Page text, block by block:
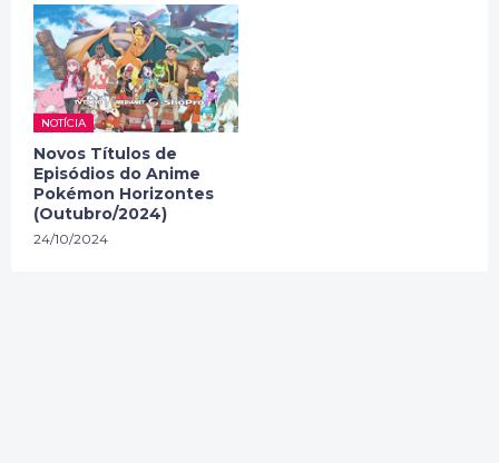
NOTÍCIA
Novos Títulos de
Episódios do Anime
Pokémon Horizontes
(Outubro/2024)
24/10/2024